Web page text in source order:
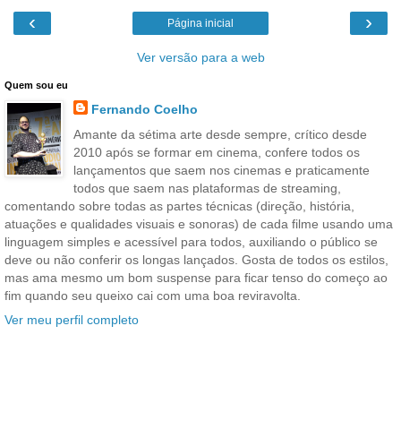
‹ ›
Página inicial
Ver versão para a web
Quem sou eu
Fernando Coelho
Amante da sétima arte desde sempre, crítico desde
2010 após se formar em cinema, confere todos os
lançamentos que saem nos cinemas e praticamente
todos que saem nas plataformas de streaming,
comentando sobre todas as partes técnicas (direção, história,
atuações e qualidades visuais e sonoras) de cada filme usando uma
linguagem simples e acessível para todos, auxiliando o público se
deve ou não conferir os longas lançados. Gosta de todos os estilos,
mas ama mesmo um bom suspense para ficar tenso do começo ao
fim quando seu queixo cai com uma boa reviravolta.
Ver meu perfil completo